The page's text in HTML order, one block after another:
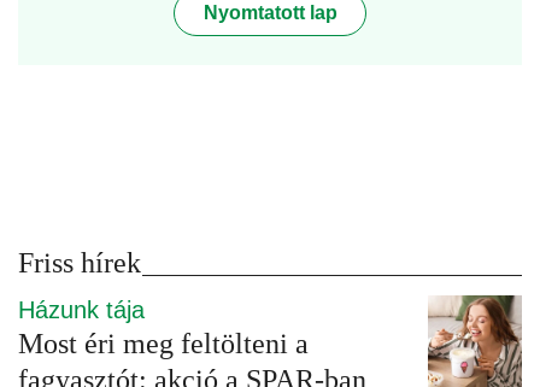
Nyomtatott lap
Friss hírek
Házunk tája
Most éri meg feltölteni a
fagyasztót: akció a SPAR-ban